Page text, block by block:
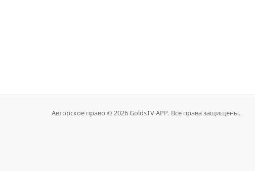
Авторское право © 2026 GoldsTV APP. Все права защищены.